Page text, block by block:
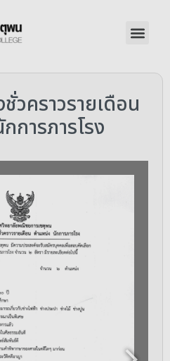
วคราวรายเดือน
การภารโรง